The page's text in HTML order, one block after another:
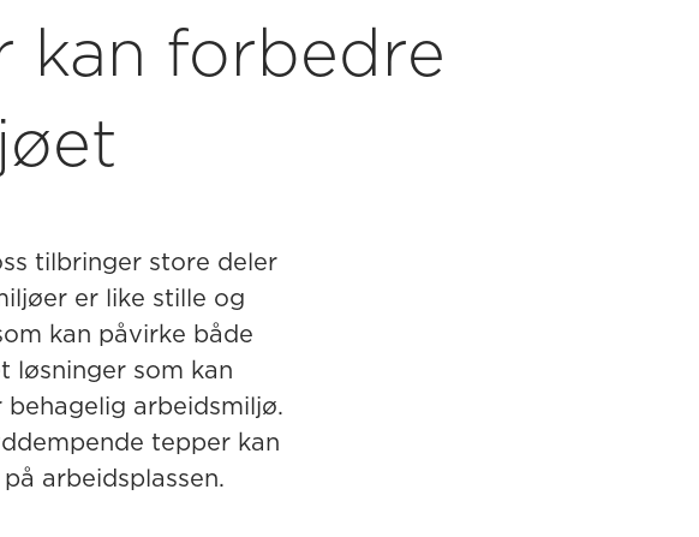
kan forbedre
tilbringer store deler
er like stille og
kan påvirke både
løsninger som kan
arbeidsmiljø.
tepper kan
arbeidsplassen.